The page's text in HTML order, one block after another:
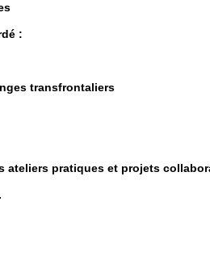
:
transfrontaliers
ateliers pratiques et projets